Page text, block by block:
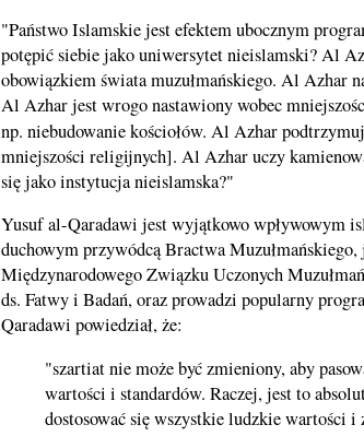
"Państwo Islamskie jest efektem ubocznym
potępić siebie jako uniwersytet nieislamski? Al
obowiązkiem świata muzułmańskiego. Al Azhar
Al Azhar jest wrogo nastawiony wobec
np. niebudowanie kościołów. Al Azhar
mniejszości religijnych]. Al Azhar uczy
się jako instytucja nieislamska?"
Yusuf al-Qaradawi jest wyjątkowo wpływowym
duchowym przywódcą Bractwa
Międzynarodowego Związku Uczonych
ds. Fatwy i Badań, oraz prowadzi popularny
Qaradawi powiedział, że:
"szartiat nie może być zmieniony, aby
wartości i standardów. Raczej, jest to
dostosować się wszystkie ludzkie wartości i